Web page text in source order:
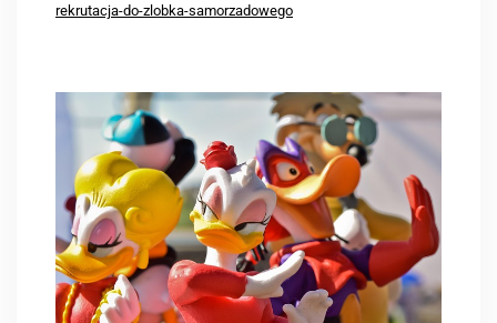
rekrutacja-do-zlobka-samorzadowego